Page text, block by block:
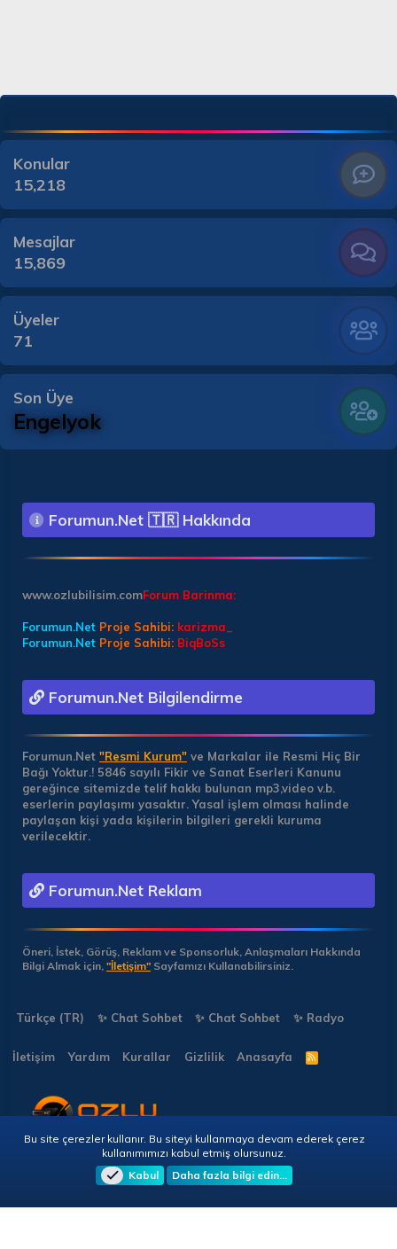
Konular
15,218
Mesajlar
15,869
Üyeler
71
Son Üye
Engelyok
Forumun.Net 🇹🇷 Hakkında
Forum Barinma:
www.ozlubilisim.com
Forumun.Net Proje Sahibi: karizma_
Forumun.Net Proje Sahibi: BiqBoSs
Forumun.Net Bilgilendirme
Forumun.Net "Resmi Kurum" ve Markalar ile Resmi Hiç Bir
Bağı Yoktur.! 5846 sayılı Fikir ve Sanat Eserleri Kanunu
gereğince sitemizde telif hakkı bulunan mp3,video v.b.
eserlerin paylaşımı yasaktır. Yasal işlem olması halinde
paylaşan kişi yada kişilerin bilgileri gerekli kuruma
verilecektir.
Forumun.Net Reklam
Öneri, İstek, Görüş, Reklam ve Sponsorluk, Anlaşmaları Hakkında
Bilgi Almak için, "İletişim" Sayfamızı Kullanabilirsiniz.
Türkçe (TR) ✨ Chat Sohbet ✨ Chat Sohbet ✨ Radyo
İletişim Yardım Kurallar Gizlilik Anasayfa
R
S
Copyright © 2026 🎭 Forumun.NET - Tüm Hakları Saklıdır!
Bu site çerezler kullanır. Bu siteyi kullanmaya devam ederek çerez
kullanımımızı kabul etmiş olursunuz.
Kabul
Daha fazla bilgi edin…